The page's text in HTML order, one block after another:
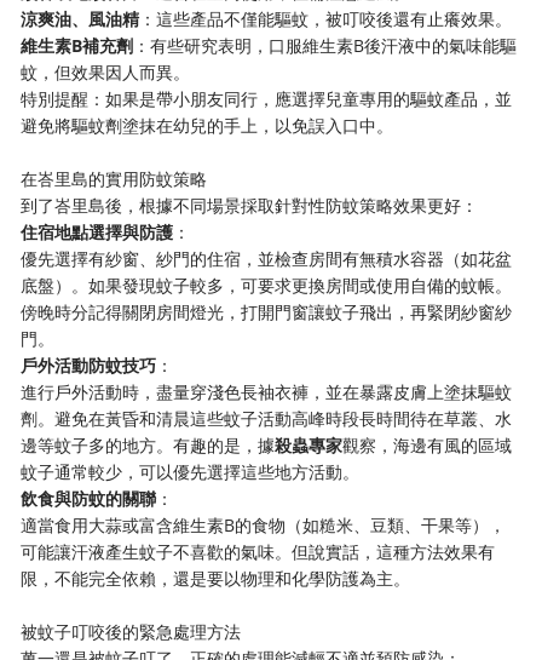
​涼爽油、風油精​​：這些產品不僅能驅蚊，被叮咬後還有止癢效果。
​維生素B補充劑​ ​：有些研究表明，口服維生素B後汗液中的氣味能驅
蚊，但效果因人而異。
特別提醒：如果是帶小朋友同行，應選擇兒童專用的驅蚊產品，並
避免將驅蚊劑塗抹在幼兒的手上，以免誤入口中。
在峇里島的實用防蚊策略
到了峇里島後，根據不同場景採取針對性防蚊策略效果更好：
​住宿地點選擇與防護​ ​：
優先選擇有紗窗、紗門的住宿，並檢查房間有無積水容器（如花盆
底盤）。如果發現蚊子較多，可要求更換房間或使用自備的蚊帳。
傍晚時分記得關閉房間燈光，打開門窗讓蚊子飛出，再緊閉紗窗紗
門。
​戶外活動防蚊技巧​ ​：
進行戶外活動時，盡量穿淺色長袖衣褲，並在暴露皮膚上塗抹驅蚊
劑。避免在黃昏和清晨這些蚊子活動高峰時段長時間待在草叢、水
邊等蚊子多的地方。有趣的是，據​​殺蟲專家​​觀察，海邊有風的區域
蚊子通常較少，可以優先選擇這些地方活動。
​飲食與防蚊的關聯​​：
適當食用大蒜或富含維生素B的食物（如糙米、豆類、干果等），
可能讓汗液產生蚊子不喜歡的氣味。但說實話，這種方法效果有
限，不能完全依賴，還是要以物理和化學防護為主。
被蚊子叮咬後的緊急處理方法